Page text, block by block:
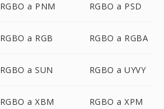
RGBO a PNM RGBO a PSD
RGBO a RGB RGBO a RGBA
RGBO a SUN RGBO a UYVY
RGBO a XBM RGBO a XPM